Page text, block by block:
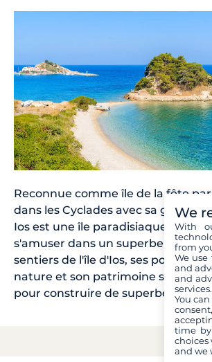
Reconnue comme île de la fête
dans les Cyclades avec sa grande
Ios est une île paradisiaque pour
s'amuser dans un superbe décor.
sentiers de l'île d'Ios, ses points
nature et son patrimoine sauront
pour construire de superbes
We
With
from
We
and
and
services.
You
time
choices
and we